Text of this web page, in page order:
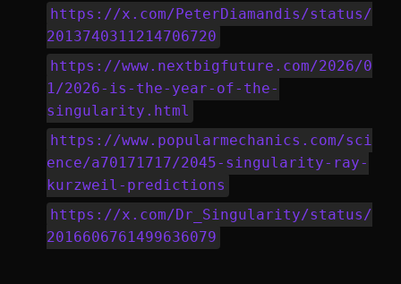
https://x.com/PeterDiamandis/status/
2013740311214706720
https://www.nextbigfuture.com/2026/0
1/2026-is-the-year-of-the-
singularity.html
https://www.popularmechanics.com/sci
ence/a70171717/2045-singularity-ray-
kurzweil-predictions
https://x.com/Dr_Singularity/status/
2016606761499636079